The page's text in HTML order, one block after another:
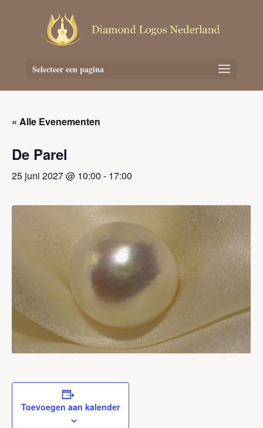
Selecteer een pagina
« Alle Evenementen
De Parel
25 juni 2027 @ 10:00 - 17:00
Toevoegen aan kalender